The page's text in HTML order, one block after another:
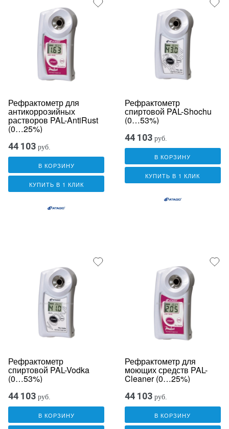
Рефрактометр для
антикоррозийных
растворов PAL-AntiRust
(0…25%)
44 103 руб.
В КОРЗИНУ
КУПИТЬ В 1 КЛИК
Рефрактометр
спиртовой PAL-Shochu
(0…53%)
44 103 руб.
В КОРЗИНУ
КУПИТЬ В 1 КЛИК
Рефрактометр
спиртовой PAL-Vodka
(0…53%)
44 103 руб.
В КОРЗИНУ
Рефрактометр для
моющих средств PAL-
Cleaner (0…25%)
44 103 руб.
В КОРЗИНУ